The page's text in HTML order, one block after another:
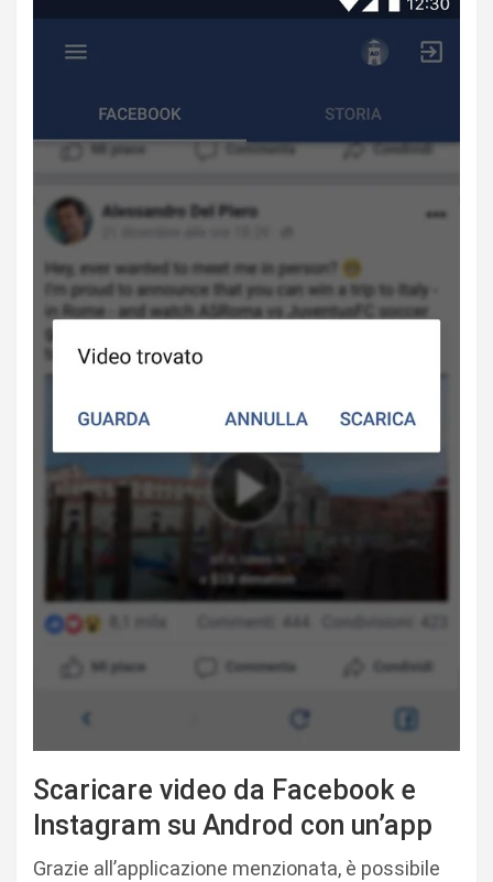
Scaricare video da Facebook e
Instagram su Androd con un’app
Grazie all’applicazione menzionata, è possibile